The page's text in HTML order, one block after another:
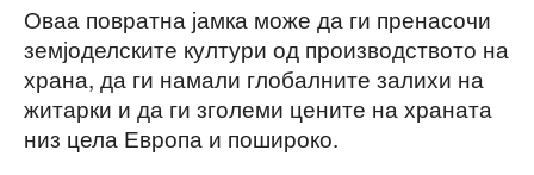
Оваа повратна јамка може да ги пренасочи
земјоделските култури од производството на
храна, да ги намали глобалните залихи на
житарки и да ги зголеми цените на храната
низ цела Европа и пошироко.